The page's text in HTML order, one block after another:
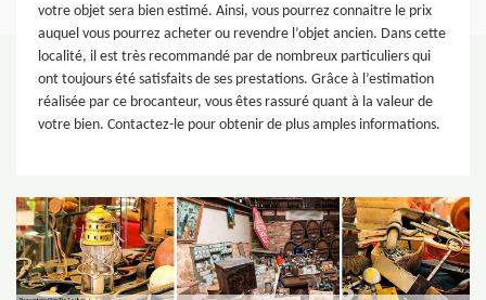
votre objet sera bien estimé. Ainsi, vous pourrez connaitre le prix
auquel vous pourrez acheter ou revendre l’objet ancien. Dans cette
localité, il est très recommandé par de nombreux particuliers qui
ont toujours été satisfaits de ses prestations. Grâce à l’estimation
réalisée par ce brocanteur, vous êtes rassuré quant à la valeur de
votre bien. Contactez-le pour obtenir de plus amples informations.